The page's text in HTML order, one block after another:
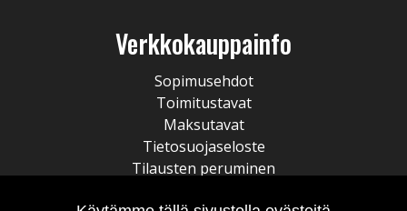
Verkkokauppainfo
Sopimusehdot
Toimitustavat
Maksutavat
Tietosuojaseloste
Tilausten peruminen